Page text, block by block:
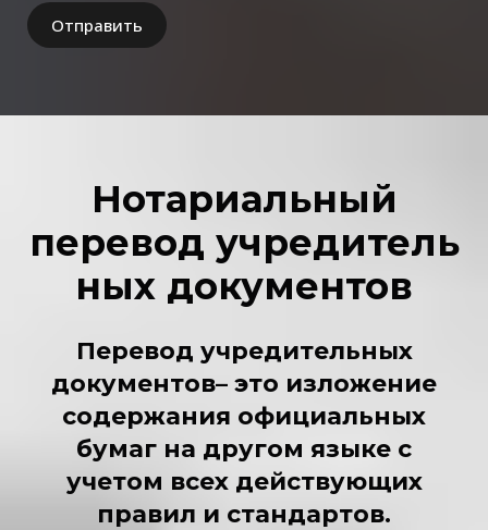
Отправить
Нотариальный
перевод учредитель
ных документов
Перевод учредительных
документов– это изложение
содержания официальных
бумаг на другом языке с
учетом всех действующих
правил и стандартов.